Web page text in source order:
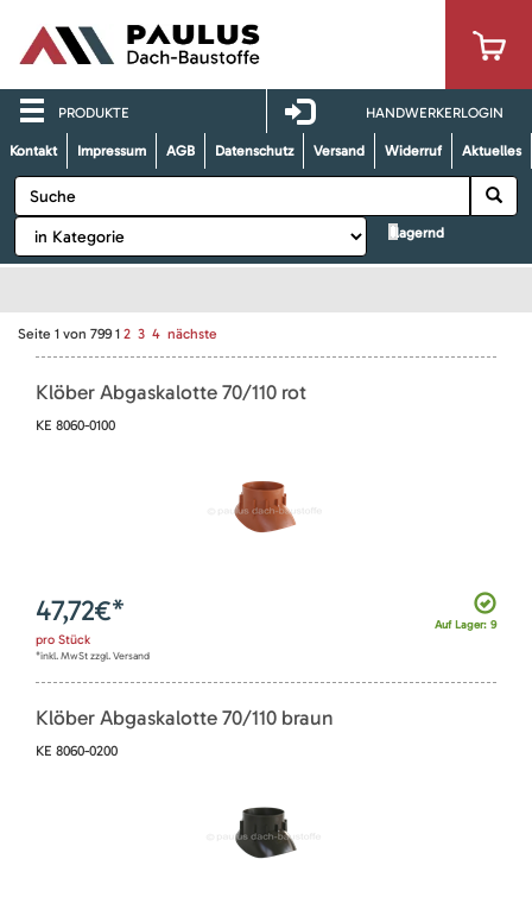
PRODUKTE HANDWERKERLOGIN
Kontakt Impressum AGB Datenschutz Versand Widerruf Aktuelles
lagernd
Seite 1 von 799 1 2 3 4 nächste
Klöber Abgaskalotte 70/110 rot
KE 8060-0100
Auf Lager: 9
47,72€*
pro Stück
*inkl. MwSt zzgl. Versand
Klöber Abgaskalotte 70/110 braun
KE 8060-0200